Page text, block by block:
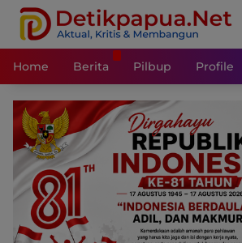
Langsung
konten
Home
Berita Pilbup Profile